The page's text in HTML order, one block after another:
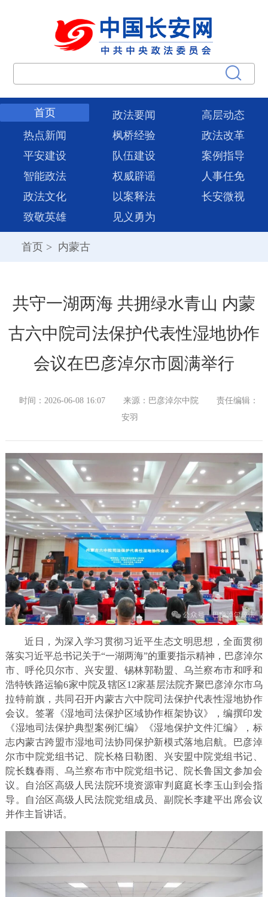
首页 政法要闻
高层动态
热点新闻
枫桥经验
政法改革
平安建设
队伍建设
案例指导
智能政法
权威辟谣
人事任免
政法文化
以案释法
长安微视
致敬英雄
见义勇为
首页 > 内蒙古
共守一湖两海 共拥绿水青山 内蒙
古六中院司法保护代表性湿地协作
会议在巴彦淖尔市圆满举行
时间：2026-06-08 16:07 来源：巴彦淖尔中院
责任编辑：
安羽
近日，为深入学习贯彻习近平生态文明思想，全面贯彻
落实习近平总书记关于“一湖两海”的重要指示精神，巴彦淖尔
市、呼伦贝尔市、兴安盟、锡林郭勒盟、乌兰察布市和呼和
浩特铁路运输6家中院及辖区12家基层法院齐聚巴彦淖尔市乌
拉特前旗，共同召开内蒙古六中院司法保护代表性湿地协作
会议。签署《湿地司法保护区域协作框架协议》，编撰印发
《湿地司法保护典型案例汇编》《湿地保护文件汇编》，标
志内蒙古跨盟市湿地司法协同保护新模式落地启航。巴彦淖
尔市中院党组书记、院长格日勒图、兴安盟中院党组书记、
院长魏春雨、乌兰察布市中院党组书记、院长鲁国文参加会
议。自治区高级人民法院环境资源审判庭庭长李玉山到会指
导。自治区高级人民法院党组成员、副院长李建平出席会议
并作主旨讲话。